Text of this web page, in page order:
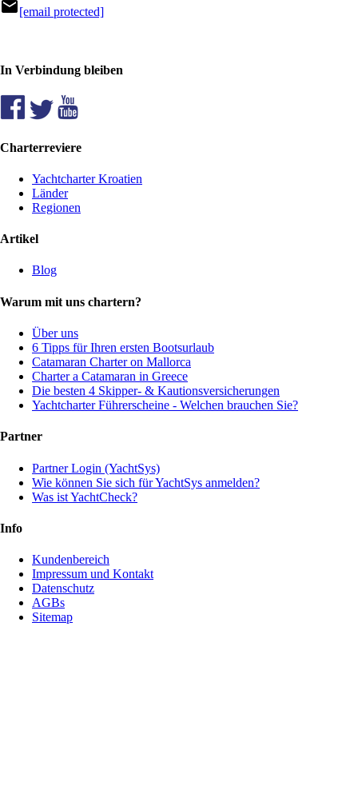
mail[email protected]
In Verbindung bleiben
Charterreviere
Yachtcharter Kroatien
Länder
Regionen
Artikel
Blog
Warum mit uns chartern?
Über uns
6 Tipps für Ihren ersten Bootsurlaub
Catamaran Charter on Mallorca
Charter a Catamaran in Greece
Die besten 4 Skipper- & Kautionsversicherungen
Yachtcharter Führerscheine - Welchen brauchen Sie?
Partner
Partner Login (YachtSys)
Wie können Sie sich für YachtSys anmelden?
Was ist YachtCheck?
Info
Kundenbereich
Impressum und Kontakt
Datenschutz
AGBs
Sitemap